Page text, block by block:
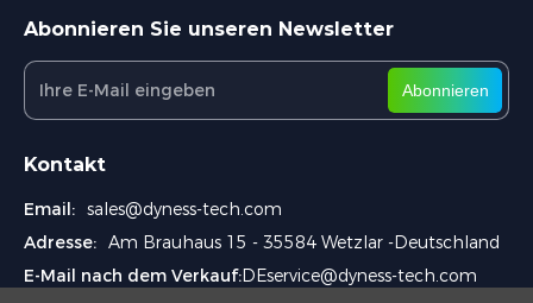
Abonnieren Sie unseren Newsletter
Abonnieren
Kontakt
Email: sales@dyness-tech.com
Adresse: Am Brauhaus 15 - 35584 Wetzlar -Deutschland
E-Mail nach dem Verkauf:DEservice@dyness-tech.com